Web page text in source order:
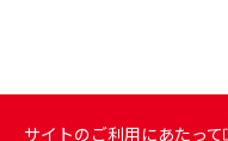
サイトのご利用にあたって